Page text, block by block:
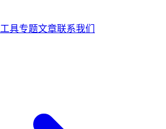
工具专题文章联系我们